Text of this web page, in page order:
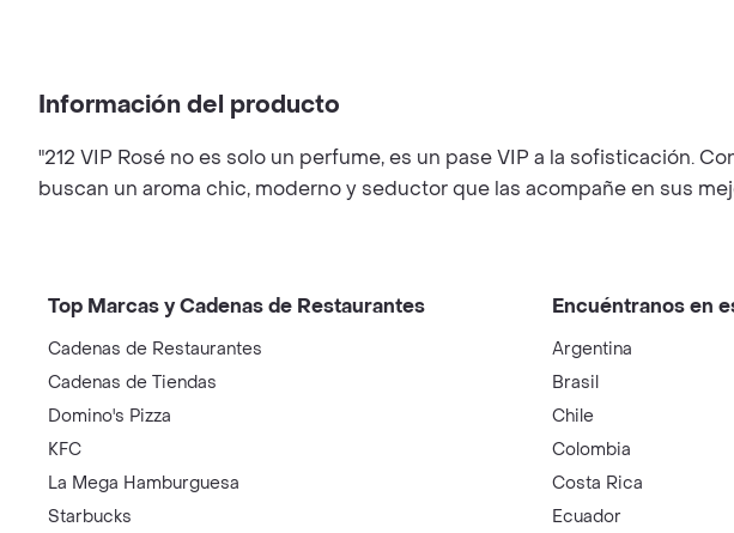
Información del producto
"212 VIP Rosé no es solo un perfume, es un pase VIP a la sofisticación.
buscan un aroma chic, moderno y seductor que las acompañe en sus
Top Marcas y Cadenas de Restaurantes
Cadenas de Restaurantes
Cadenas de Tiendas
Domino's Pizza
KFC
La Mega Hamburguesa
Starbucks
Encuéntranos en
Argentina
Brasil
Chile
Colombia
Costa Rica
Ecuador